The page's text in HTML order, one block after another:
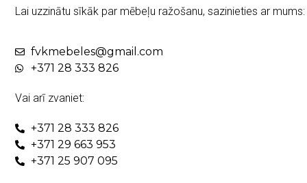
Lai uzzinātu sīkāk par mēbeļu ražošanu, sazinieties ar mums:
fvkmebeles@gmail.com
+371 28 333 826
Vai arī zvaniet:
+371 28 333 826
+371 29 663 953
+371 25 907 095